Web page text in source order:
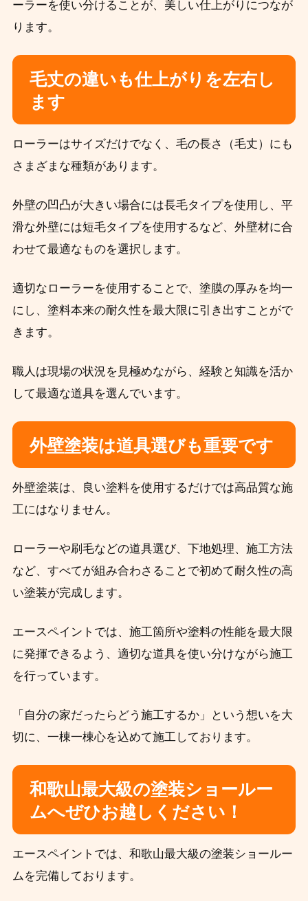
ーラーを使い分けることが、美しい仕上がりにつなが
ります。
毛丈の違いも仕上がりを左右し
ます
ローラーはサイズだけでなく、毛の長さ（毛丈）にも
さまざまな種類があります。
外壁の凹凸が大きい場合には長毛タイプを使用し、平
滑な外壁には短毛タイプを使用するなど、外壁材に合
わせて最適なものを選択します。
適切なローラーを使用することで、塗膜の厚みを均一
にし、塗料本来の耐久性を最大限に引き出すことがで
きます。
職人は現場の状況を見極めながら、経験と知識を活か
して最適な道具を選んでいます。
外壁塗装は道具選びも重要です
外壁塗装は、良い塗料を使用するだけでは高品質な施
工にはなりません。
ローラーや刷毛などの道具選び、下地処理、施工方法
など、すべてが組み合わさることで初めて耐久性の高
い塗装が完成します。
エースペイントでは、施工箇所や塗料の性能を最大限
に発揮できるよう、適切な道具を使い分けながら施工
を行っています。
「自分の家だったらどう施工するか」という想いを大
切に、一棟一棟心を込めて施工しております。
和歌山最大級の塗装ショールー
ムへぜひお越しください！
エースペイントでは、和歌山最大級の塗装ショールー
ムを完備しております。